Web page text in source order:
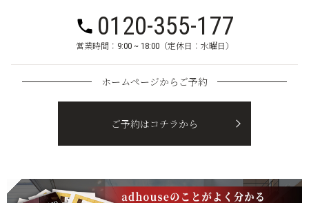
0120-355-177
営業時間：9:00 ~ 18:00（定休日：水曜日）
ホームページからご予約
ご予約はコチラから